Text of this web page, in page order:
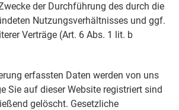
der Durchführung des durch die
Nutzungsverhältnisses und ggf.
Verträge (Art. 6 Abs. 1 lit. b
erfassten Daten werden von uns
Sie auf dieser Website registriert sind
gelöscht. Gesetzliche